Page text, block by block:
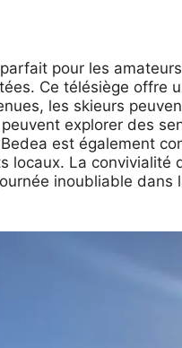
pour les
Ce télésiège offre
les skieurs
explorer des
est également
La convivialité
inoubliable